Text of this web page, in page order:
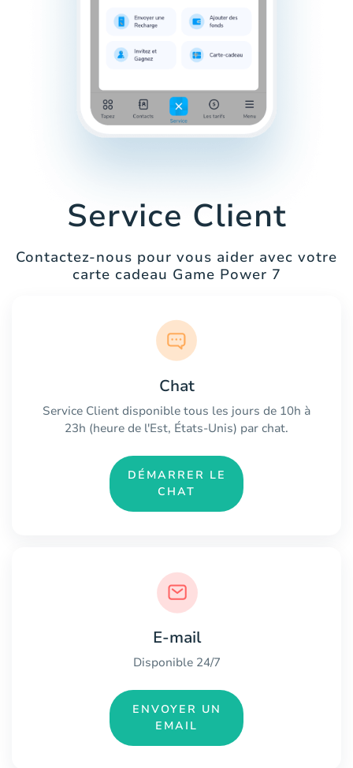
Service Client
Contactez-nous pour vous aider avec votre
carte cadeau Game Power 7
Chat
Service Client disponible tous les jours de 10h à
23h (heure de l'Est, États-Unis) par chat.
DÉMARRER LE
CHAT
E-mail
Disponible 24/7
ENVOYER UN
EMAIL